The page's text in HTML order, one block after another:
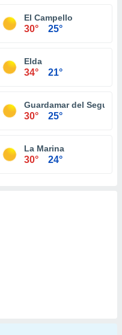
El Campello
30° 25°
Elda
34° 21°
Guardamar del Segura
30° 25°
La Marina
30° 24°